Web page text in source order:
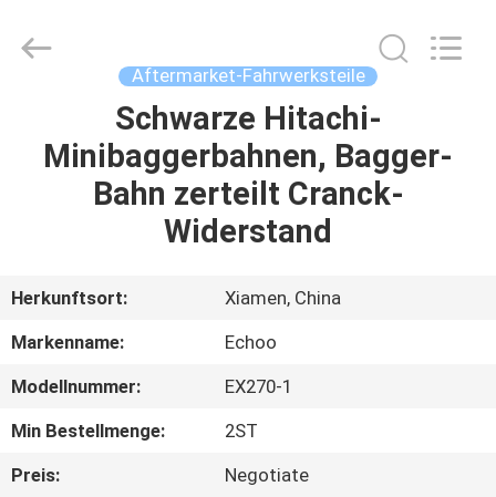
PRODUKTE
UNS
AUSFLUG
QUALITÄTSKONTROLLE
Rights
Aftermarket-Fahrwerksteile
Schwarze Hitachi-
Minibaggerbahnen, Bagger-
Bahn zerteilt Cranck-
Widerstand
Herkunftsort:
Xiamen, China
Markenname:
Echoo
Modellnummer:
EX270-1
Min Bestellmenge:
2ST
Preis:
Negotiate